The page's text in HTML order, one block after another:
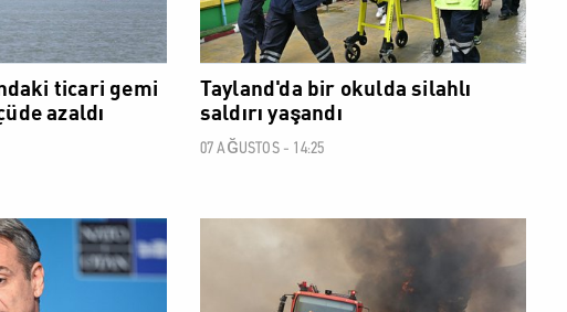
ticari gemi
azaldı
Tayland'da bir okulda silahlı
saldırı yaşandı
07 AĞUSTOS - 14:25
DÜNYA